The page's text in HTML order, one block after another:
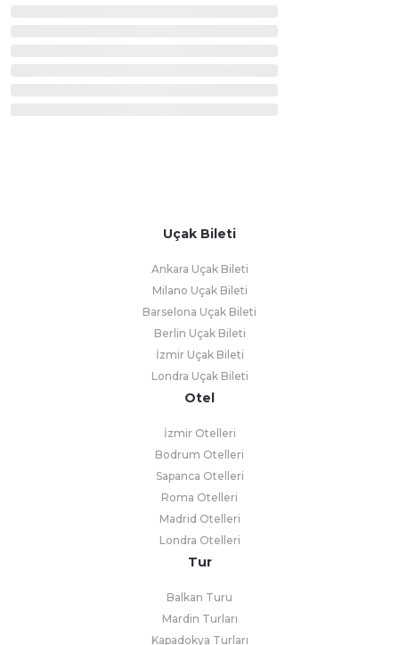
Uçak Bileti
Ankara Uçak Bileti
Milano Uçak Bileti
Barselona Uçak Bileti
Berlin Uçak Bileti
İzmir Uçak Bileti
Londra Uçak Bileti
Otel
İzmir Otelleri
Bodrum Otelleri
Sapanca Otelleri
Roma Otelleri
Madrid Otelleri
Londra Otelleri
Tur
Balkan Turu
Mardin Turları
Kapadokya Turları